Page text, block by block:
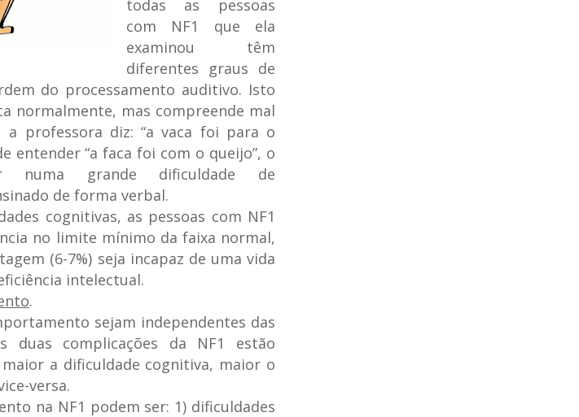
todas as pessoas
com NF1 que ela
examinou têm
diferentes graus de
do processamento auditivo. Isto
normalmente, mas compreende mal
a professora diz: “a vaca foi para o
entender “a faca foi com o queijo”, o
grande dificuldade de
de forma verbal.
cognitivas, as pessoas com NF1
no limite mínimo da faixa normal,
(6-7%) seja incapaz de uma vida
intelectual.
.
sejam independentes das
duas complicações da NF1 estão
a dificuldade cognitiva, maior o
versa.
na NF1 podem ser: 1) dificuldades